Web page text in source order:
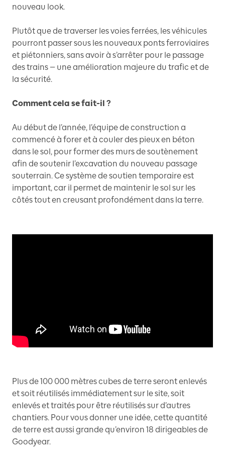
nouveau look.
Plutôt que de traverser les voies ferrées, les véhicules
pourront passer sous les nouveaux ponts ferroviaires
et piétonniers, sans avoir à s’arrêter pour le passage
des trains — une amélioration majeure du trafic et de
la sécurité.
Comment cela se fait-il ?
Au début de l’année, l’équipe de construction a
commencé à forer et à couler des pieux en béton
dans le sol, pour former des murs de soutènement
afin de soutenir l’excavation du nouveau passage
souterrain. Ce système de soutien temporaire est
important, car il permet de maintenir le sol sur les
côtés tout en creusant profondément dans la terre.
Plus de 100 000 mètres cubes de terre seront enlevés
et soit réutilisés immédiatement sur le site, soit
enlevés et traités pour être réutilisés sur d’autres
chantiers. Pour vous donner une idée, cette quantité
de terre est aussi grande qu’environ 18 dirigeables de
Goodyear.